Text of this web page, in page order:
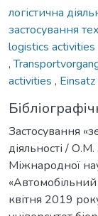
логістична
застосування
logistics activities
,
activities ,
Застосування
діяльності /
Міжнародної
квітня 2019